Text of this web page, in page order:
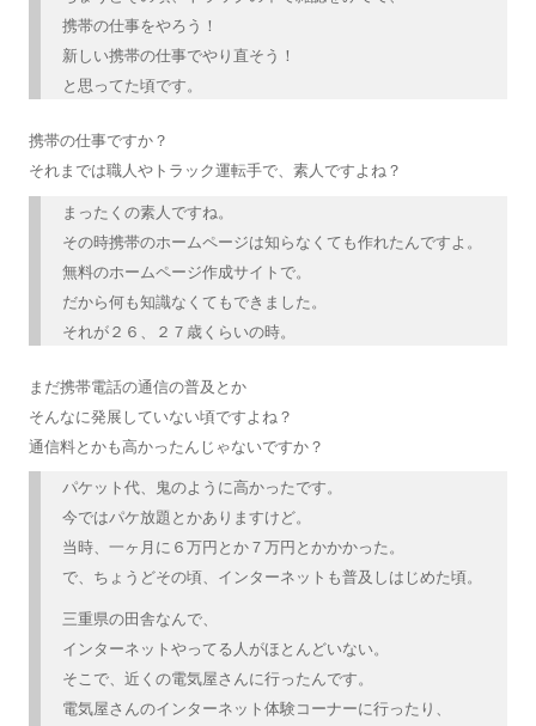
携帯の仕事をやろう！
新しい携帯の仕事でやり直そう！
と思ってた頃です。
携帯の仕事ですか？
それまでは職人やトラック運転手で、素人ですよね？
まったくの素人ですね。
その時携帯のホームページは知らなくても作れたんですよ。
無料のホームページ作成サイトで。
だから何も知識なくてもできました。
それが２６、２７歳くらいの時。
まだ携帯電話の通信の普及とか
そんなに発展していない頃ですよね？
通信料とかも高かったんじゃないですか？
パケット代、鬼のように高かったです。
今ではパケ放題とかありますけど。
当時、一ヶ月に６万円とか７万円とかかかった。
で、ちょうどその頃、インターネットも普及しはじめた頃。
三重県の田舎なんで、
インターネットやってる人がほとんどいない。
そこで、近くの電気屋さんに行ったんです。
電気屋さんのインターネット体験コーナーに行ったり、